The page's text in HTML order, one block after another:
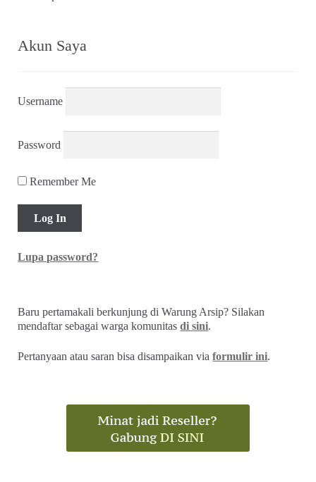
Akun Saya
Username
Password
Remember Me
Lupa password?
Baru pertamakali berkunjung di Warung Arsip? Silakan
mendaftar sebagai warga komunitasdi sini.
Pertanyaan atau saran bisa disampaikan viaformulir ini.